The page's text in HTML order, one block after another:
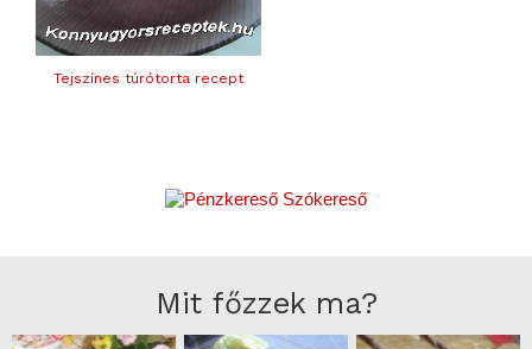
Tejszínes túrótorta recept
Mit főzzek ma?